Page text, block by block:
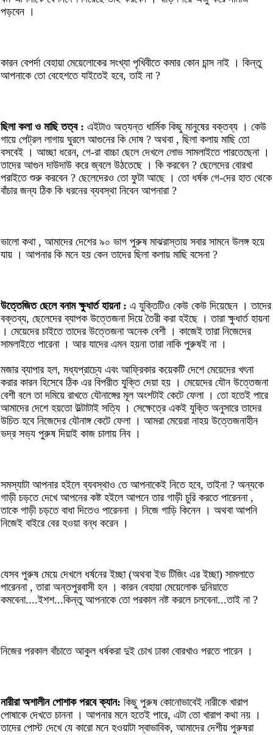
পড়বেন ।
কারন বেপর্দা বেহায়া মেয়েলোকের সংখ্যা পৃখিবীতে কমার কোন চান্স নাই । কিন্তু
আপনাকে তো বেহেশতে যাইতেই হবে, তাই না ?
ছিলা কলা ও মাছি তত্ব : এইটাও অত্যন্ত ধার্মিক কিছু মানুষের বক্তব্য । কেউ
গায়ে পেট্রল লাগায় ঘুরলে আগুনের কি দোষ ? অথবা , ছিলা কলায় মাছি তো
বসবেই । আচ্ছা ধরেন, গে-রা বাচ্চা ছেলে দেখলে লোভ সামলাইতে পারতেছেনা ।
তাদের আগুন দাউদাউ করে জ্বলে উঠতেছে । কি করবেন ? ছেলেদের বোরখা
পরাইতে শুরু করবেন ? ছেলেদেরও তো ফুটা আছে । তো ধর্ষক গে-দের হাত থেকে
বাঁচার জন্য ঠিক কি ধরনের ব্যবস্থা নিবেন আপনারা ?
ভালো কথা , আমাদের দেশের ৯০ ভাগ পুরুষ মাঝরাস্তায় সবার সামনে উলঙ্গ হয়ে
যায় । আপনার কি মনে হয় কেন তাদের ছিলা কলায় মাছি বসেনা ?
উত্তেজিত ছেলে বনাম ক্ষুধার্ত হায়না : এ যুক্তিটিও কেউ কেউ দিয়েছেন । তাদের
বক্তব্য, ছেলেদের ব্যাপক উত্তেজনা দিয়ে তৈরী করা হইছে । তারা ক্ষুধার্ত হায়না
। মেয়েদের চাইতে তাদের উত্তেজনা অনেক বেশী । কাজেই তারা নিজেদের
সামলাইতে পারেনা । আর যাদের এমন হয়না তারা নাকি পুরুষই না ।
মজার ব্যাপার হল, মধ্যপ্রাচ্যে এবং আফ্রিকার কয়েকটি দেশে মেয়েদের খৎনা
করার কারন হিসেবে ঠিক এর বিপরীত যুক্তি দেয়া হয় । মেয়েদের যৌন উত্তেজনা
বেশী বলে তা দমিয়ে রাখতে যৌনাঙ্গের মূল অংশটাই কেটে ফেলা । তো হতেই পারে
আমাদের দেশে হয়তো উল্টাটাই সত্যি । সেক্ষেত্রে একই যুক্তি অনুসারে তাদের
উচিত হবে নিজেদের যৌনাঙ্গ কেটে ফেলা । আমরা মেয়েরা নাহয় উত্তেজনাহীন
ভদ্র সভ্য পুরুষ দিয়াই কাজ চালায় নিব ।
সমস্যাটা আপনার হইলে ব্যবস্থাও তে আপনাকেই নিতে হবে, তাইনা ? অন্যকে
গাড়ী চড়তে দেখে আপনের কষ্ট হইলে আপনে তার গাড়ী চুরি করতে পারেননা ,
তাকে গাড়ী চড়তে বাধা দিতেও পারেননা । নিজে গাড়ি কিনেন । অথবা আপনি
নিজেই বাইরে বের হওয়া বন্ধ করেন ।
যেসব পুরুষ মেয়ে দেখলে ধর্ষনের ইচ্ছা (অথবা ইভ টিজিং এর ইচ্ছা) সামলাতে
পারেননা , তারা অন্তপুরবাসী হন । কারন বেহায়া মেয়েলোক দুনিয়াতে
কমবেনা....ইশশ...কিন্তু আপনাকে তো পরকাল নষ্ট করলে চলবেনা...তাই না ?
নিজের পরকাল বাঁচাতে আকুল ধর্ষকরা দুই চোখ ঢাকা বোরখাও পরতে পারেন ।
নারীরা অশালীন পোশাক পরবে ক্যান: কিছু পুরুষ কোনোভাবেই নারীকে খারাপ
পোষাকে দেখতে চাননা । আপনার মনে হতেই পারে, এটা তো খারাপ কথা নয় ।
তাদের পোস্ট দেখে যে কারো মনে হওয়াটা স্বাভাবিক, আমাদের দেশীয় পুরুষরা